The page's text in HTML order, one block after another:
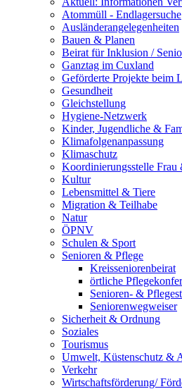
Atommüll - Endlagersuche
Ausländerangelegenheiten
Bauen & Planen
Beirat für Inklusion /
Ganztag im Cuxland
Geförderte Projekte beim
Gesundheit
Gleichstellung
Hygiene-Netzwerk
Kinder, Jugendliche &
Klimafolgenanpassung
Klimaschutz
Koordinierungsstelle Frau
Kultur
Lebensmittel & Tiere
Migration & Teilhabe
Natur
ÖPNV
Schulen & Sport
Senioren & Pflege
Kreisseniorenbeirat
örtliche
Senioren- &
Seniorenwegweiser
Sicherheit & Ordnung
Soziales
Tourismus
Umwelt, Küstenschutz &
Verkehr
Wirtschaftsförderung/